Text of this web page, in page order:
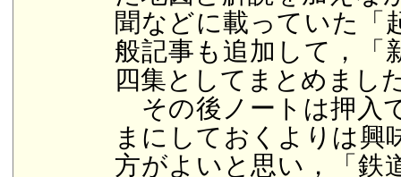
聞などに載っていた「
般記事も追加して，「
四集としてまとめまし
その後ノートは押入
まにしておくよりは興
方がよいと思い，「鉄